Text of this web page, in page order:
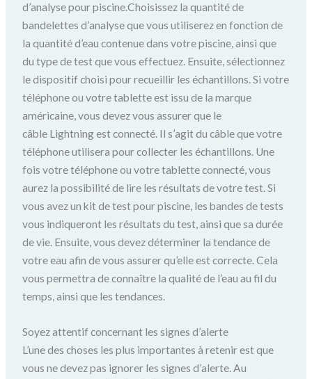
d’analyse pour piscine.Choisissez la quantité de
bandelettes d’analyse que vous utiliserez en fonction de
la quantité d’eau contenue dans votre piscine, ainsi que
du type de test que vous effectuez. Ensuite, sélectionnez
le dispositif choisi pour recueillir les échantillons.Si votre
téléphone ou votre tablette est issu de la marque
américaine, vous devez vous assurer que le
câble Lightning est connecté. Il s’agit du câble que votre
téléphone utilisera pour collecter les échantillons. Une
fois votre téléphone ou votre tablette connecté, vous
aurez la possibilité de lire les résultats de votre test.Si
vous avez un kit de test pour piscine, les bandes de tests
vous indiqueront les résultats du test, ainsi que sa durée
de vie. Ensuite, vous devez déterminer la tendance de
votre eau afin de vous assurer qu’elle est correcte.Cela
vous permettra de connaître la qualité de l’eau au fil du
temps, ainsi que les tendances.
Soyez attentif concernant les signes d’alerte
L’une des choses les plus importantes à retenir est que
vous ne devez pas ignorer les signes d’alerte.Au